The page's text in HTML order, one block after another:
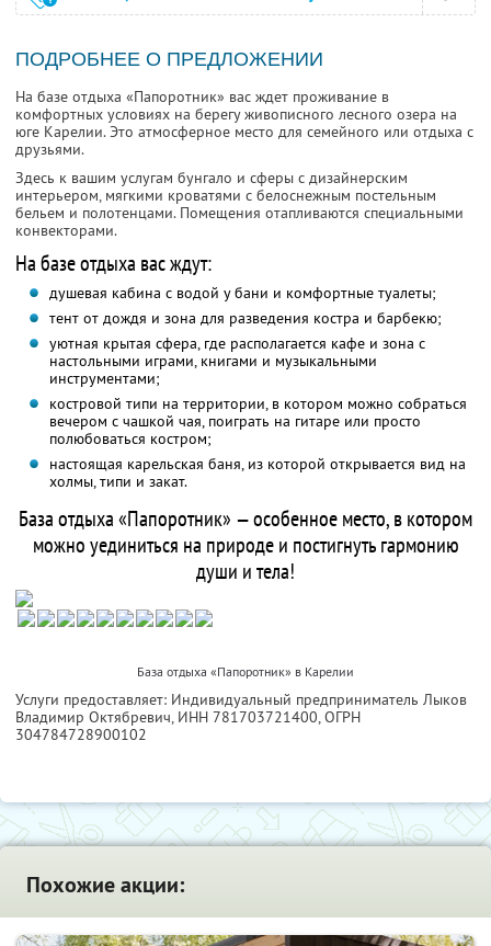
ПОДРОБНЕЕ О ПРЕДЛОЖЕНИИ
На базе отдыха «Папоротник» вас ждет проживание в
комфортных условиях на берегу живописного лесного озера на
юге Карелии. Это атмосферное место для семейного или отдыха с
друзьями.
Здесь к вашим услугам бунгало и сферы с дизайнерским
интерьером, мягкими кроватями с белоснежным постельным
бельем и полотенцами. Помещения отапливаются специальными
конвекторами.
На базе отдыха вас ждут:
душевая кабина с водой у бани и комфортные туалеты;
тент от дождя и зона для разведения костра и барбекю;
уютная крытая сфера, где располагается кафе и зона с
настольными играми, книгами и музыкальными
инструментами;
костровой типи на территории, в котором можно собраться
вечером с чашкой чая, поиграть на гитаре или просто
полюбоваться костром;
настоящая карельская баня, из которой открывается вид на
холмы, типи и закат.
База отдыха «Папоротник» — особенное место, в котором
можно уединиться на природе и постигнуть гармонию
души и тела!
База отдыха «Папоротник» в Карелии
Услуги предоставляет: Индивидуальный предприниматель Лыков
Владимир Октябревич, ИНН 781703721400, ОГРН
304784728900102
Похожие акции: